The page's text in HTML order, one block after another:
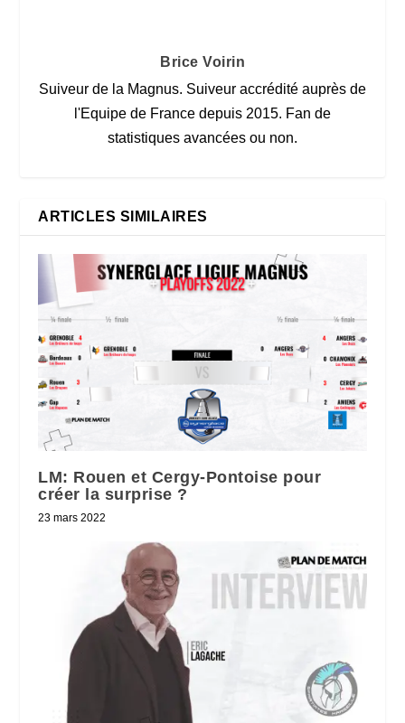
Brice Voirin
Suiveur de la Magnus. Suiveur accrédité auprès de
l'Equipe de France depuis 2015. Fan de
statistiques avancées ou non.
ARTICLES SIMILAIRES
LM: Rouen et Cergy-Pontoise pour
créer la surprise ?
23 mars 2022